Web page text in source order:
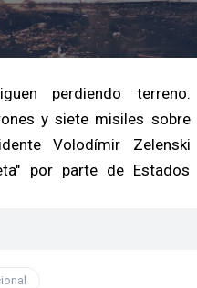
perdiendo terreno.
y siete misiles sobre
Volodímir Zelenski
por parte de Estados